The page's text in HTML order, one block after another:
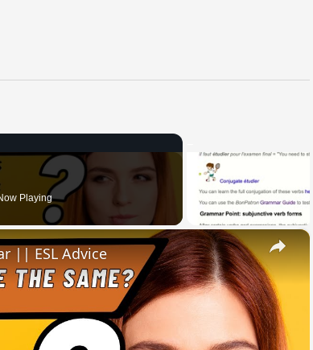
Playing
×
|| ESL Advice